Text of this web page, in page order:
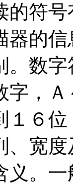
的符
器的
。数
字，
１６
、宽
义。